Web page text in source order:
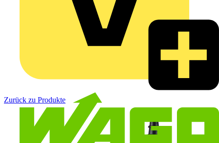
Zurück zu Produkte